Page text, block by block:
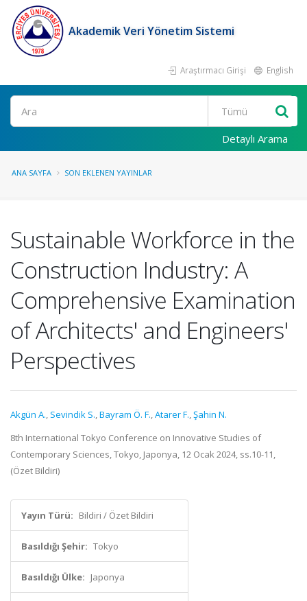
Akademik Veri Yönetim Sistemi
Araştırmacı Girişi English
Ara
Detaylı Arama
ANA SAYFA SON EKLENEN YAYINLAR
Sustainable Workforce in the
Construction Industry: A
Comprehensive Examination
of Architects' and Engineers'
Perspectives
Akgün A., Sevindik S.,Bayram Ö. F.,Atarer F.,Şahin N.
8th International Tokyo Conference on Innovative Studies of
Contemporary Sciences, Tokyo, Japonya, 12 Ocak 2024, ss.10-11,
(Özet Bildiri)
Yayın Türü: Bildiri / Özet Bildiri
Basıldığı Şehir: Tokyo
Basıldığı Ülke: Japonya